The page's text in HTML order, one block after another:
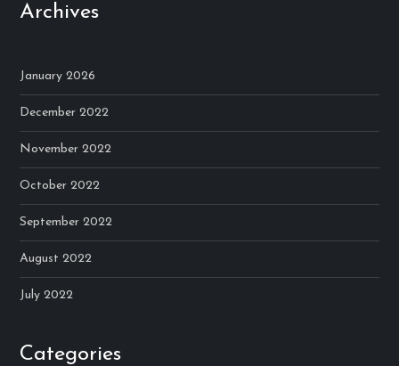
Archives
January 2026
December 2022
November 2022
October 2022
September 2022
August 2022
July 2022
Categories